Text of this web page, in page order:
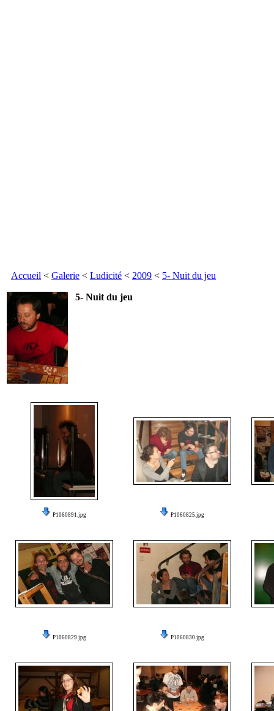
Accueil < Galerie < Ludicité < 2009 < 5- Nuit du jeu
5- Nuit du jeu
P1060891.jpg P1060825.jpg
P1060829.jpg P1060830.jpg